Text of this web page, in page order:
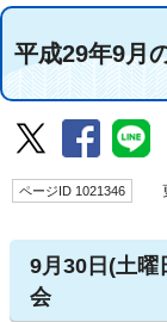
平成29年9月
ページID 1021346
9月30日(土
会